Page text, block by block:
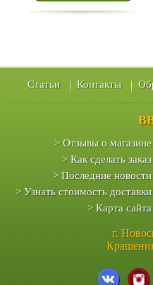
Статьи Контакты
> Отзывы о магазине
> Как сделать заказ
> Последние новости
> Узнать стоимость доставки
> Карта сайта
г.